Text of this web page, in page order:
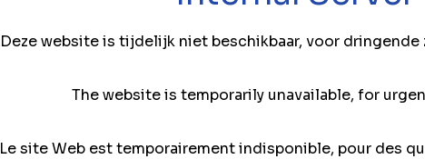
Deze website is tijdelijk niet beschikbaar, voor dringende
The website is temporarily unavailable, for
Le site Web est temporairement indisponible, pour des